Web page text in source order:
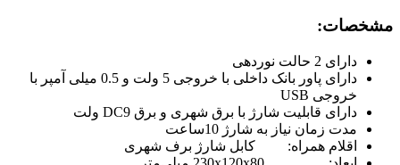
مشخصات:
دارای 2 حالت نوردهی
دارای پاور بانک داخلی با خروجی 5 ولت و 0.5 میلی آمپر با
خروجی USB
دارای قابلیت شارژ با برق شهری و برق DC9 ولت
مدت زمان نیاز به شارژ 10ساعت
اقلام همراه: کابل شارژ برف شهری